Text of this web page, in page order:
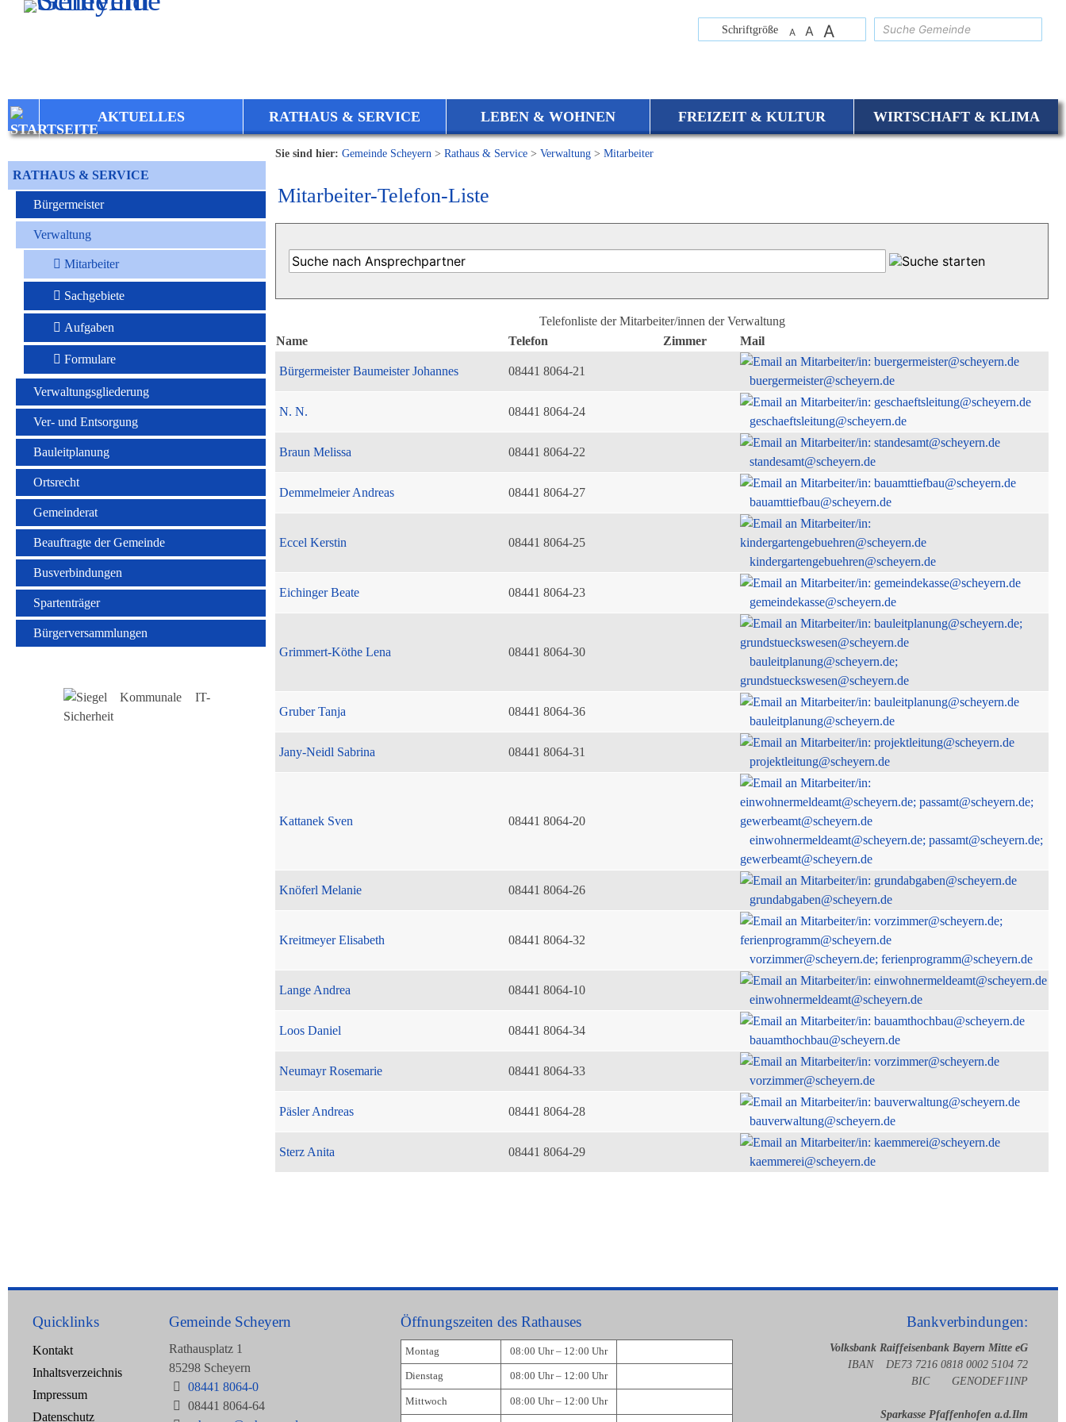
Zum Inhalt,zur Navigationoder
Schriftgröße A A A
AKTUELLES RATHAUS & SERVICE LEBEN & WOHNEN FREIZEIT & KULTUR WIRTSCHAFT & KLIMA
RATHAUS & SERVICE
Bürgermeister
Verwaltung
Mitarbeiter
Sachgebiete
Aufgaben
Formulare
Verwaltungsgliederung
Ver- und Entsorgung
Bauleitplanung
Ortsrecht
Gemeinderat
Beauftragte der Gemeinde
Busverbindungen
Spartenträger
Bürgerversammlungen
Sie sind hier: Gemeinde Scheyern > Rathaus & Service > Verwaltung > Mitarbeiter
Mitarbeiter-Telefon-Liste
Telefonliste der Mitarbeiter/innen der Verwaltung
Name
Telefon Zimmer Mail
Bürgermeister Baumeister Johannes 08441 8064-21
buergermeister@scheyern.de
N. N. 08441 8064-24
geschaeftsleitung@scheyern.de
Braun Melissa 08441 8064-22
standesamt@scheyern.de
Demmelmeier Andreas 08441 8064-27
bauamttiefbau@scheyern.de
Eccel Kerstin
08441 8064-25
kindergartengebuehren@scheyern.de
Eichinger Beate 08441 8064-23
gemeindekasse@scheyern.de
Grimmert-Köthe Lena 08441 8064-30
bauleitplanung@scheyern.de;
grundstueckswesen@scheyern.de
Gruber Tanja 08441 8064-36
bauleitplanung@scheyern.de
Jany-Neidl Sabrina 08441 8064-31
projektleitung@scheyern.de
Kattanek Sven
08441 8064-20
einwohnermeldeamt@scheyern.de; passamt@scheyern.de;
gewerbeamt@scheyern.de
Knöferl Melanie 08441 8064-26
grundabgaben@scheyern.de
Kreitmeyer Elisabeth
08441 8064-32
vorzimmer@scheyern.de; ferienprogramm@scheyern.de
Lange Andrea 08441 8064-10
einwohnermeldeamt@scheyern.de
Loos Daniel 08441 8064-34
bauamthochbau@scheyern.de
Neumayr Rosemarie 08441 8064-33
vorzimmer@scheyern.de
Päsler Andreas 08441 8064-28
bauverwaltung@scheyern.de
Sterz Anita 08441 8064-29
kaemmerei@scheyern.de
Quicklinks
Kontakt
Inhaltsverzeichnis
Impressum
Datenschutz
Gemeinde Scheyern
Rathausplatz 1
85298 Scheyern
08441 8064-0
08441 8064-64
Öffnungszeiten des Rathauses
Montag 08:00 Uhr – 12:00 Uhr
Dienstag 08:00 Uhr – 12:00 Uhr
Mittwoch 08:00 Uhr – 12:00 Uhr
Bankverbindungen:
Volksbank Raiffeisenbank Bayern Mitte eG
IBAN DE73 7216 0818 0002 5104 72
BIC GENODEF1INP
Sparkasse Pfaffenhofen a.d.Ilm